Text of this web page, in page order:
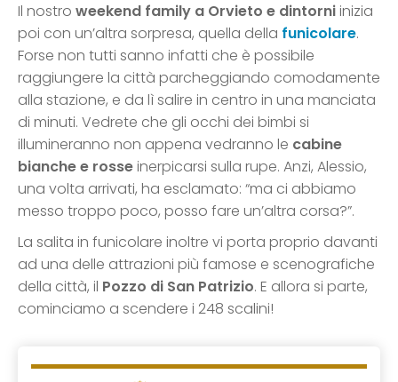
Il nostro weekend family a Orvieto e dintorniinizia
poi con un’altra sorpresa, quella della funicolare.
Forse non tutti sanno infatti che è possibile
raggiungere la città parcheggiando comodamente
alla stazione, e da lì salire in centro in una manciata
di minuti. Vedrete che gli occhi dei bimbi si
illumineranno non appena vedranno le cabine
bianche e rosseinerpicarsi sulla rupe. Anzi, Alessio,
una volta arrivati, ha esclamato: “ma ci abbiamo
messo troppo poco, posso fare un’altra corsa?”.
La salita in funicolare inoltre vi porta proprio davanti
ad una delle attrazioni più famose e scenografiche
della città, il Pozzo di San Patrizio. E allora si parte,
cominciamo a scendere i 248 scalini!